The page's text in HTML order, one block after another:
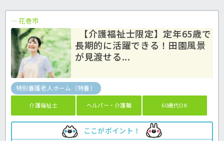
花巻市
【介護福祉士限定】定年65歳で
長期的に活躍できる！田園風景
が見渡せる...
特別養護老人ホーム（特養）
介護福祉士 ヘルパー・介護職 60歳代OK
ここがポイント！